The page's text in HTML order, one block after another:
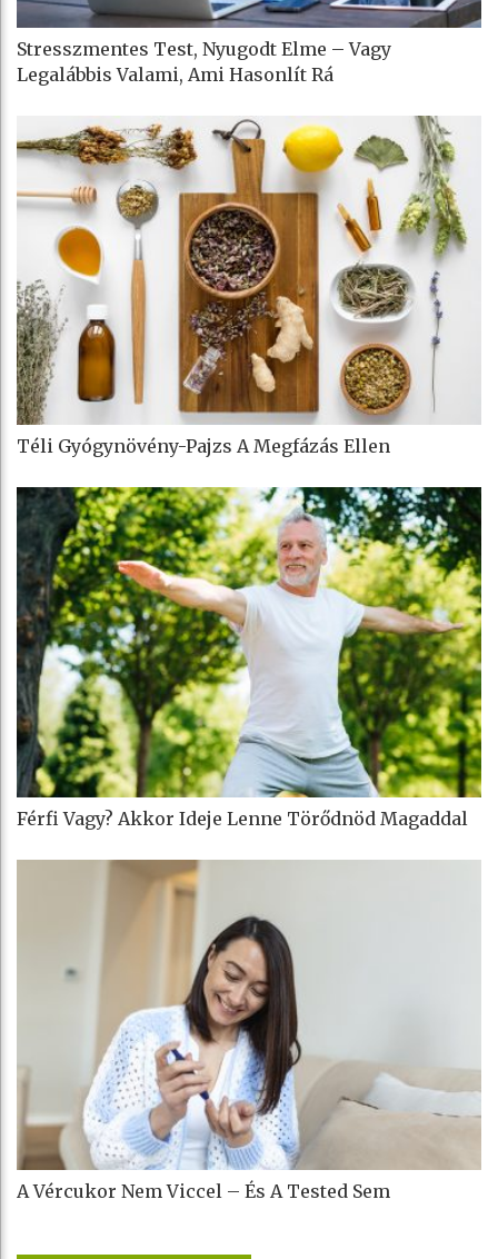
Stresszmentes Test, Nyugodt Elme – Vagy
Legalábbis Valami, Ami Hasonlít Rá
Téli Gyógynövény-Pajzs A Megfázás Ellen
Férfi Vagy? Akkor Ideje Lenne Törődnöd Magaddal
A Vércukor Nem Viccel – És A Tested Sem